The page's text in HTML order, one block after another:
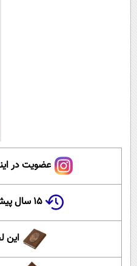
عضویت در
۱۵ سال پیش در چنین روزی
این